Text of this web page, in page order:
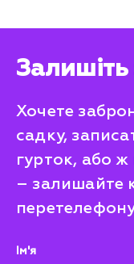
Залишіть
Хочете
садку,
гурток, або ж
– залишайте